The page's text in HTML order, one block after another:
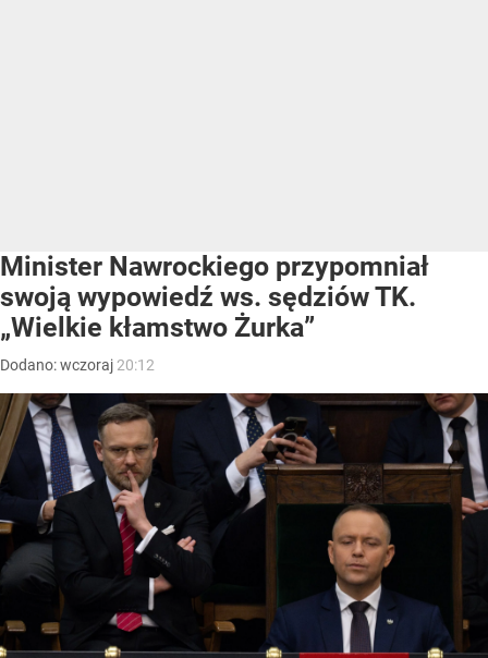
Minister Nawrockiego przypomniał
swoją wypowiedź ws. sędziów TK.
„Wielkie kłamstwo Żurka”
Dodano:wczoraj 20:12